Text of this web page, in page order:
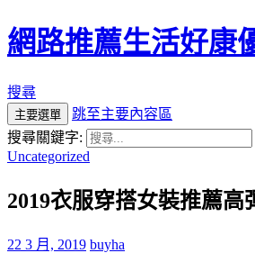
網路推薦生活好康
搜尋
主要選單
跳至主要內容區
搜尋關鍵字:
Uncategorized
2019衣服穿搭女裝推薦
22 3 月, 2019 buyha